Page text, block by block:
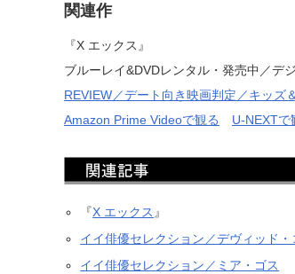
関連作
『X エックス』
ブルーレイ&DVDレンタル・発売中／デ
REVIEW／デート向き映画判定／キッズ
Amazon Prime Videoで観る
U-NEXTで
『X エックス 』
イイ俳優セレクション／デヴィッド・
イイ俳優セレクション／ミア・ゴス